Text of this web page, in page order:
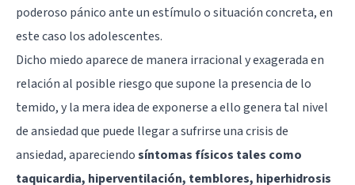
poderoso pánico ante un estímulo o situación concreta, en
este caso los adolescentes.
Dicho miedo aparece de manera irracional y exagerada en
relación al posible riesgo que supone la presencia de lo
temido, y la mera idea de exponerse a ello genera tal nivel
de ansiedad que puede llegar a sufrirse una crisis de
ansiedad, apareciendosíntomas físicos tales como
taquicardia, hiperventilación, temblores, hiperhidrosis